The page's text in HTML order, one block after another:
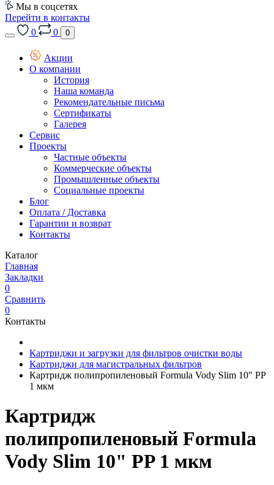
Мы в соцсетях
Перейти в контакты
0
0 0
Акции
О компании
История
Наша команда
Рекомендательные письма
Сертификаты
Галерея
Сервис
Проекты
Частные объекты
Коммерческие объекты
Промышленные объекты
Социальные проекты
Блог
Оплата / Доставка
Гарантии и возврат
Контакты
Каталог
Главная
Закладки
0
Сравнить
0
Контакты
Картриджи и загрузки для фильтров очистки воды
Картриджи для магистральных фильтров
Картридж полипропиленовый Formula Vody Slim 10" PP
1 мкм
Картридж
полипропиленовый Formula
Vody Slim 10" PP 1 мкм